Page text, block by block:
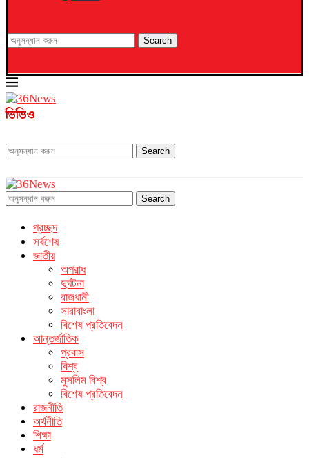
Search
ভিডিও
Search
Search
প্রচ্ছদ
সর্বশেষ
জাতীয়
অপরাধ
দুর্ঘটনা
রাজধানী
সারাবাংলা
বিশেষ প্রতিবেদন
আন্তর্জাতিক
প্রবাস
বিশ্ব
মুসলিম বিশ্ব
বিশেষ প্রতিবেদন
রাজনীতি
অর্থনীতি
শিক্ষা
ধর্ম